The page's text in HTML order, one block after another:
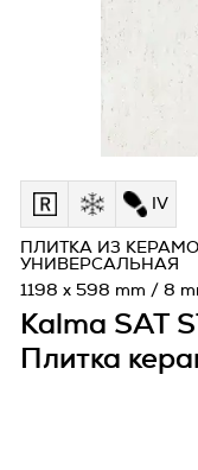
IV
Kalma SAT
Плитка
ПЛИТКА ИЗ
УНИВЕРСАЛЬНАЯ
1198 x 598 mm / 8